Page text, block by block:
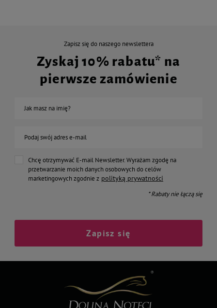
Zapisz się do naszego newslettera
Zyskaj 10% rabatu* na
pierwsze zamówienie
Jak masz na imię?
Podaj swój adres e-mail
Chcę otrzymywać E-mail Newsletter. Wyrażam zgodę na
przetwarzanie moich danych osobowych do celów
marketingowych zgodnie z polityką prywatności
* Rabaty nie łączą się
Zapisz się